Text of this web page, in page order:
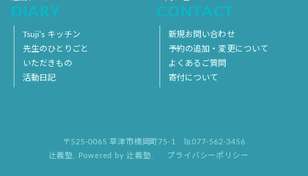
DIARY
Tsuji’s キッチン
先生のひとりごと
いただきもの
活動日記
CONTACT
新規お問い合わせ
予約の追加・変更について
よくあるご質問
寄付について
〒525-0065 草津市橋岡町75-1
℡077-562-3456
辻義塾
Powered by 辻義塾. プライバシーポリシー